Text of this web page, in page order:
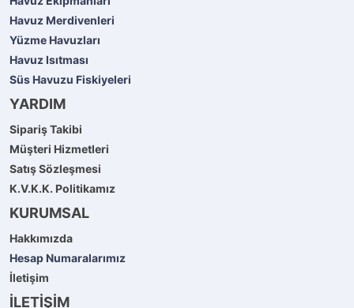
Havuz Merdivenleri
Yüzme Havuzları
Havuz Isıtması
Süs Havuzu Fiskiyeleri
YARDIM
Sipariş Takibi
Müşteri Hizmetleri
Satış Sözleşmesi
K.V.K.K. Politikamız
KURUMSAL
Hakkımızda
Hesap Numaralarımız
İletişim
İLETİŞİM